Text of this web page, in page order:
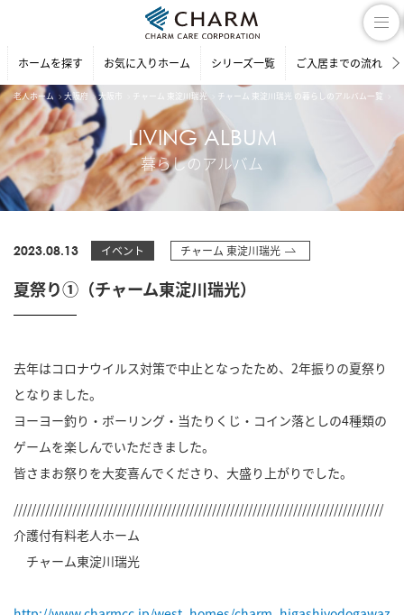
ホームを探す お気に入りホーム シリーズ一覧 ご入居までの流れ
老人ホーム 大阪府 大阪市 チャーム 東淀川瑞光 チャーム 東淀川瑞光 の暮らしのアルバム一覧
LIVING ALBUM
暮らしのアルバム
2023.08.13 イベント チャーム 東淀川瑞光
夏祭り①（チャーム東淀川瑞光）
去年はコロナウイルス対策で中止となったため、2年振りの夏祭り
となりました。
ヨーヨー釣り・ボーリング・当たりくじ・コイン落としの4種類の
ゲームを楽しんでいただきました。
皆さまお祭りを大変喜んでくださり、大盛り上がりでした。
//////////////////////////////////////////////////////////////////////////////////
介護付有料老人ホーム
チャーム東淀川瑞光